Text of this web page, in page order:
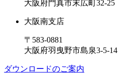
大阪府門真市末広町32-25
大阪南支店
〒583-0881
大阪府羽曳野市島泉3-5-14
ダウンロードのご案内